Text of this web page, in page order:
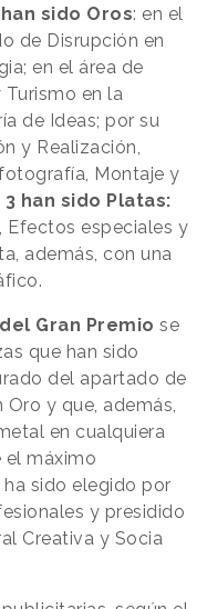
sido Oros: en el
de Disrupción en
en el área de
Turismo en la
de Ideas; por su
y Realización,
Montaje y
3 han sido Platas:
Efectos especiales y
además, con una
Gran Premio se
que han sido
del apartado de
y que, además,
en cualquiera
el máximo
sido elegido por
y presidido
Creativa y Socia